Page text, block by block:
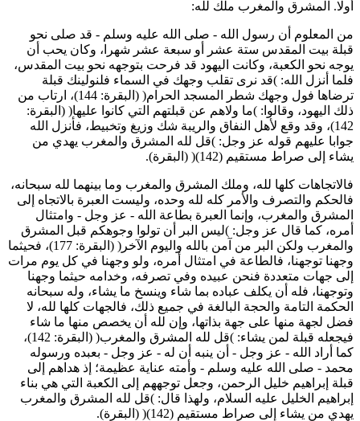
المشرق والمغرب ملك لله:
المعلوم أن رسول الله - صلى الله عليه وسلم - قد صلى نحو
بيت المقدس ستة عشر أو سبعة عشر شهرا، وكان يحب أن
نحو الكعبة، وكانت اليهود قد فرحت بتوجهه نحو بيت المقدس،
أنزل الله: )قد نرى تقلب وجهك في السماء فلنولينك قبلة
ترضاها فول وجهك شطر المسجد الحرام( (البقرة: 144)، ارتاب من
اليهود، وقالوا: )ما ولاهم عن قبلتهم التي كانوا عليها( (البقرة:
142)، وقد وقع لأهل النفاق والريبة شك وزيغ وتخبيط، فأنزل الله
عليهم قوله عز وجل: )قل لله المشرق والمغرب يهدي من
إلى صراط مستقيم (142)( (البقرة).
كلها لله، وملك المشرق والمغرب وما بينهما لله سبحانه،
والتصرف والأمر كله لله وحده، وليست العبرة بالاتجاه إلى
والمغرب، وإنما العبرة بطاعة الله - عز وجل - وامتثال
كما قال عز وجل: )ليس البر أن تولوا وجوهكم قبل المشرق
والمغرب ولكن البر من آمن بالله واليوم الآخر( (البقرة: 177)، فحيثما
توجهنا، فالطاعة في امتثال أمره، ولو وجهنا في كل يوم مرات
جهات متعددة فنحن عبيده وفي تصرفه، وخدامه حيثما وجهنا
فله أن يكلف عباده بما شاء وينسخ ما يشاء، وله سبحانه
التامة والحجة البالغة في جميع ذلك، فالجهات كلها لله، لا
لجهة منها على جهة بذاتها، وإن لله أن يخصص منها ما شاء
فيجعله قبلة لمن يشاء: )قل لله المشرق والمغرب( (البقرة: 142)،
أراد الله - عز وجل - أن ينبه أن له - عز وجل - بعبده ورسوله
- صلى الله عليه وسلم - وأمته عناية عظيمة؛ إذ هداهم إلى
إبراهيم خليل الرحمن، وجعل توجههم إلى الكعبة التي هي بناء
الخليل عليه السلام، ولهذا قال: )قل لله المشرق والمغرب
من يشاء إلى صراط مستقيم (142)( (البقرة).